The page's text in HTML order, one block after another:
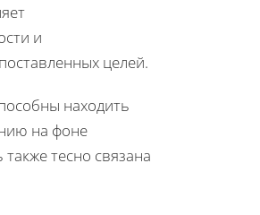
и
целей.
находить
на фоне
тесно связана